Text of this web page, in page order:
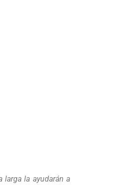
larga la ayudarán a